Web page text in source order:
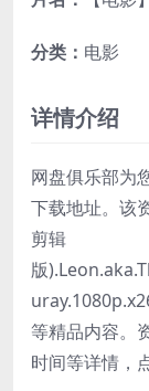
分类： 电影
详情介绍
网盘俱乐部为
下载地址。该
剪辑
版
等精品内容。
时间等详情，